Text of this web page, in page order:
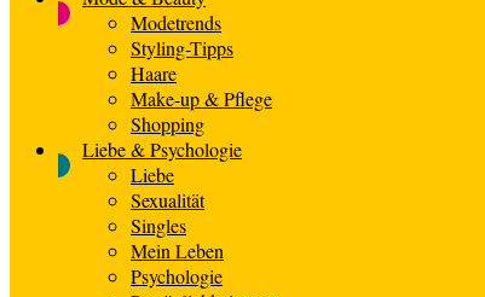
Modetrends
Styling-Tipps
Haare
Make-up & Pflege
Shopping
Liebe & Psychologie
Liebe
Sexualität
Singles
Mein Leben
Psychologie